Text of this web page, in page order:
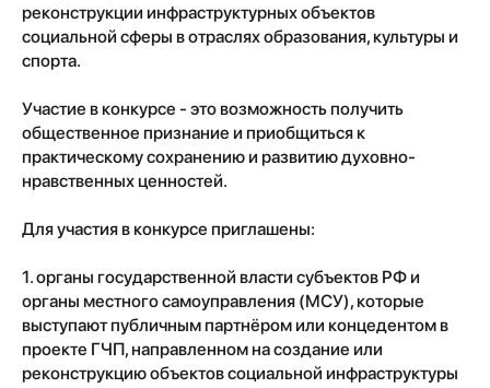
реконструкции инфраструктурных объектов
социальной сферы в отраслях образования, культуры и
спорта.
Участие в конкурсе - это возможность получить
общественное признание и приобщиться к
практическому сохранению и развитию духовно-
нравственных ценностей.
Для участия в конкурсе приглашены:
1. органы государственной власти субъектов РФ и
органы местного самоуправления (МСУ), которые
выступают публичным партнёром или концедентом в
проекте ГЧП, направленном на создание или
реконструкцию объектов социальной инфраструктуры